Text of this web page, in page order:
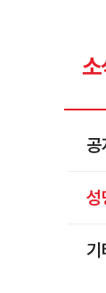
소
공
성